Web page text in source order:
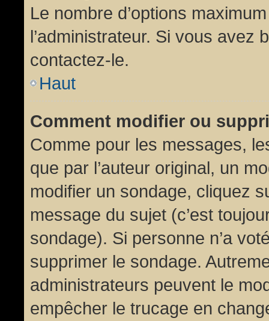
Le nombre d’options
l’administrateur. Si vous avez
contactez-le.
Haut
Comment modifier ou
Comme pour les messages,
que par l’auteur original, un
modifier un sondage, cliquez
message du sujet (c’est
sondage). Si personne n’a
supprimer le sondage.
administrateurs peuvent le
empêcher le trucage en